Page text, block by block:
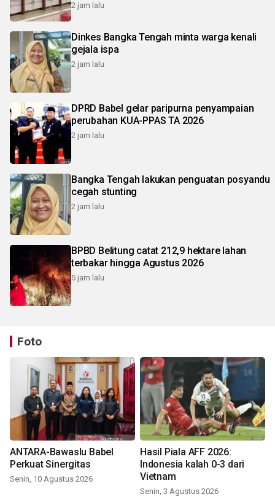
2 jam lalu
Dinkes Bangka Tengah minta warga kenali
gejala ispa
2 jam lalu
DPRD Babel gelar paripurna penyampaian
perubahan KUA-PPAS TA 2026
2 jam lalu
Bangka Tengah lakukan penguatan posyandu
cegah stunting
2 jam lalu
BPBD Belitung catat 212,9 hektare lahan
terbakar hingga Agustus 2026
5 jam lalu
Foto
ANTARA-Bawaslu Babel
Perkuat Sinergitas
Senin, 10 Agustus 2026
Hasil Piala AFF 2026:
Indonesia kalah 0-3 dari
Vietnam
Senin, 3 Agustus 2026